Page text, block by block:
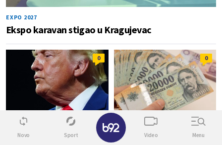
EXPO 2027
Ekspo karavan stigao u Kragujevac
0
NE PRETI VOJNO
Tramp spreman da pojača
0
ROLERKOSTER
Pad proizvodnje u nuklearki
Novo Sport Video Menu
✕